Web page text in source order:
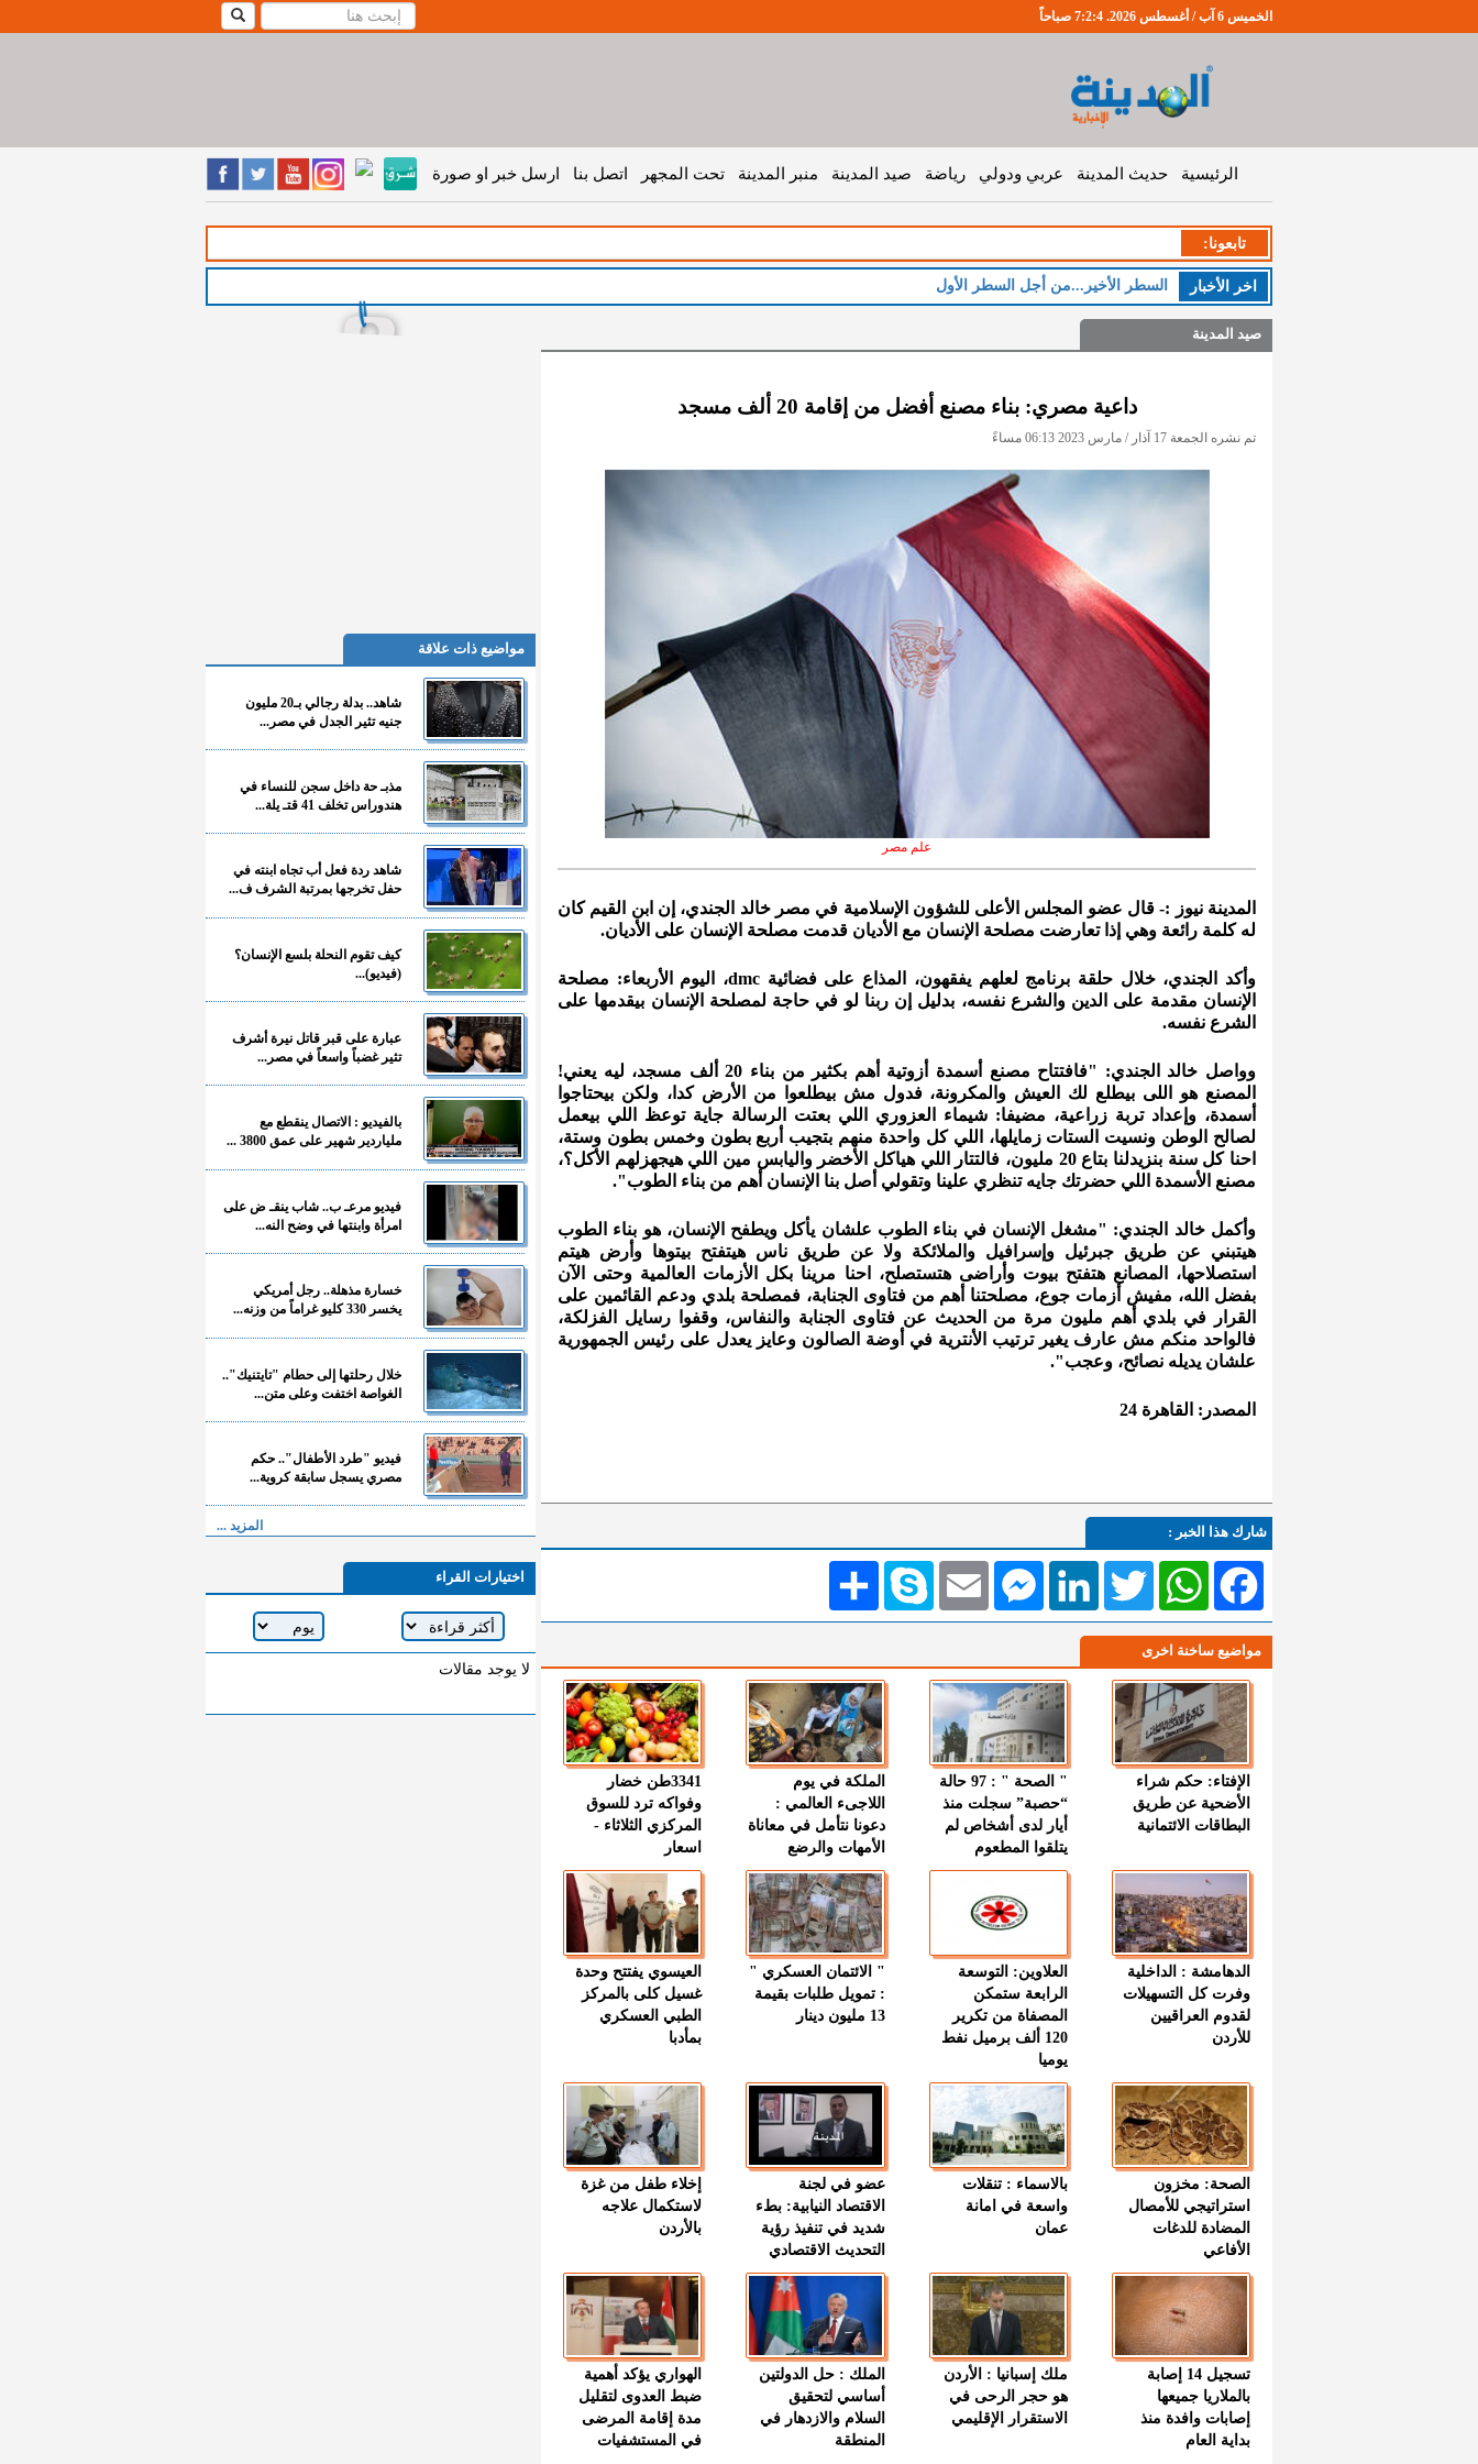
الخميس 6 آب / أغسطس 2026. 7:2:5 صباحاً
الرئيسية حديث المدينة عربي ودولي رياضة صيد المدينة منبر المدينة تحت المجهر اتصل بنا ارسل خبر او صورة
تابعونا:
اخر اﻷخبار السطر الأخير...من أجل السطر الأول
صيد المدينة
داعية مصري: بناء مصنع أفضل من إقامة 20 ألف مسجد
تم نشره الجمعة 17 آذار / مارس 2023 06:13 مساءً
علم مصر
المدينة نيوز :- قال عضو المجلس الأعلى للشؤون الإسلامية في مصر خالد الجندي، إن ابن القيم كان
له كلمة رائعة وهي إذا تعارضت مصلحة الإنسان مع الأديان قدمت مصلحة الإنسان على الأديان.
وأكد الجندي، خلال حلقة برنامج لعلهم يفقهون، المذاع على فضائية dmc، اليوم الأربعاء: مصلحة
الإنسان مقدمة على الدين والشرع نفسه، بدليل إن ربنا لو في حاجة لمصلحة الإنسان بيقدمها على
الشرع نفسه.
وواصل خالد الجندي: "فافتتاح مصنع أسمدة أزوتية أهم بكثير من بناء 20 ألف مسجد، ليه يعني!
المصنع هو اللى بيطلع لك العيش والمكرونة، فدول مش بيطلعوا من الأرض كدا، ولكن بيحتاجوا
أسمدة، وإعداد تربة زراعية، مضيفا: شيماء العزوري اللي بعتت الرسالة جاية توعظ اللي بيعمل
لصالح الوطن ونسيت الستات زمايلها، اللي كل واحدة منهم بتجيب أربع بطون وخمس بطون وستة،
احنا كل سنة بنزيدلنا بتاع 20 مليون، فالتتار اللي هياكل الأخضر واليابس مين اللي هيجهزلهم الأكل؟،
مصنع الأسمدة اللي حضرتك جايه تنظري علينا وتقولي أصل بنا الإنسان أهم من بناء الطوب".
وأكمل خالد الجندي: "مشغل الإنسان في بناء الطوب علشان يأكل ويطفح الإنسان، هو بناء الطوب
هيتبني عن طريق جبرئيل وإسرافيل والملائكة ولا عن طريق ناس هيتفتح بيتوها وأرض هيتم
استصلاحها، المصانع هتفتح بيوت وأراضى هتستصلح، احنا مرينا بكل الأزمات العالمية وحتى الآن
بفضل الله، مفيش أزمات جوع، مصلحتنا أهم من فتاوى الجنابة، فمصلحة بلدي ودعم القائمين على
القرار في بلدي أهم مليون مرة من الحديث عن فتاوى الجنابة والنفاس، وقفوا رسايل الفزلكة،
فالواحد منكم مش عارف يغير ترتيب الأنترية في أوضة الصالون وعايز يعدل على رئيس الجمهورية
علشان يديله نصائح، وعجب".
المصدر: القاهرة 24
شارك هذا الخبر :
انشر Skype EmailMessengerLinkedIn TwitterWhatsAppFacebook
مواضيع ساخنة اخرى
الإفتاء: حكم شراء
الأضحية عن طريق
البطاقات الائتمانية
" الصحة " : 97 حالة
“حصبة” سجلت منذ
أيار لدى أشخاص لم
يتلقوا المطعوم
الملكة في يوم
اللاجىء العالمي :
دعونا نتأمل في معاناة
الأمهات والرضع
3341طن خضار
وفواكه ترد للسوق
المركزي الثلاثاء -
اسعار
الدهامشة : الداخلية
وفرت كل التسهيلات
لقدوم العراقيين
للأردن
العلاوين: التوسعة
الرابعة ستمكن
المصفاة من تكرير
120 ألف برميل نفط
يوميا
" الائتمان العسكري "
: تمويل طلبات بقيمة
13 مليون دينار
العيسوي يفتتح وحدة
غسيل كلى بالمركز
الطبي العسكري
بمأدبا
الصحة: مخزون
استراتيجي للأمصال
المضادة للدغات
الأفاعي
بالاسماء : تنقلات
واسعة في امانة
عمان
عضو في لجنة
الاقتصاد النيابية: بطء
شديد في تنفيذ رؤية
التحديث الاقتصادي
إخلاء طفل من غزة
لاستكمال علاجه
بالأردن
تسجيل 14 إصابة
بالملاريا جميعها
إصابات وافدة منذ
بداية العام
ملك إسبانيا : الأردن
هو حجر الرحى في
الاستقرار الإقليمي
الملك : حل الدولتين
أساسي لتحقيق
السلام والازدهار في
المنطقة
الهواري يؤكد أهمية
ضبط العدوى لتقليل
مدة إقامة المرضى
في المستشفيات
مواضيع ذات علاقة
شاهد.. بدلة رجالي بـ20 مليون
جنيه تثير الجدل في مصر...
مذبـ حة داخل سجن للنساء في
هندوراس تخلف 41 قتـ يلة...
شاهد ردة فعل أب تجاه ابنته في
حفل تخرجها بمرتبة الشرف ف...
كيف تقوم النحلة بلسع الإنسان؟
(فيديو)...
عبارة على قبر قاتل نيرة أشرف
تثير غضباً واسعاً في مصر...
بالفيديو : الاتصال ينقطع مع
ملياردير شهير على عمق 3800 ...
فيديو مرعـ ب.. شاب ينقـ ض على
امرأة وابنتها في وضح النه...
خسارة مذهلة.. رجل أمريكي
يخسر 330 كليو غراماً من وزنه...
خلال رحلتها إلى حطام "تايتنيك"..
الغواصة اختفت وعلى متن...
فيديو "طرد الأطفال".. حكم
مصري يسجل سابقة كروية...
المزيد ...
اختيارات القراء
لا يوجد مقالات